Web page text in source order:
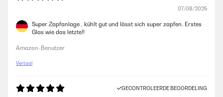
07/08/2025
Super Zapfanlage , kühlt gut und lässt sich super zapfen. Erstes
Glas wie das letzte!!
Amazon-Benutzer
Vertaal
GECONTROLEERDE BEOORDELING